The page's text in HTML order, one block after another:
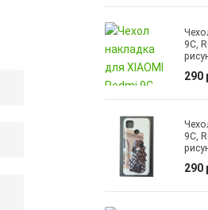
9C,
290
9C,
290